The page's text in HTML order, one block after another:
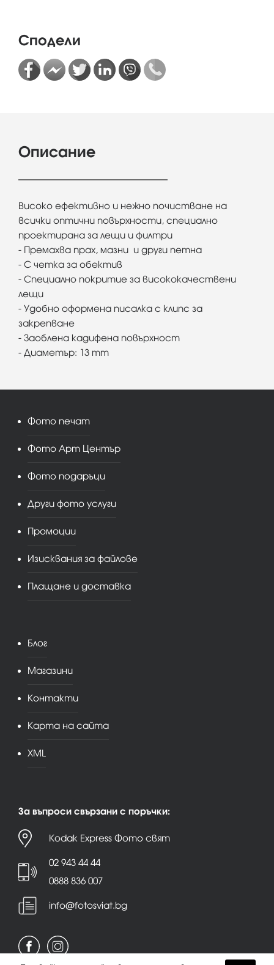
Сподели
Описание
Високо ефективно и нежно почистване на
всички оптични повърхности, специално
проектирана за лещи и филтри
- Премахва прах, мазни и други петна
- С четка за обектив
- Специално покритие за висококачествени
лещи
- Удобно оформена писалка с клипс за
закрепване
- Заоблена кадифена повърхност
- Диаметър: 13 mm
Фото печат
Фото Арт Център
Фото подаръци
Други фото услуги
Промоции
Изисквания за файлове
Плащане и доставка
Блог
Магазини
Контакти
Карта на сайта
XML
За въпроси свързани с поръчки:
Kodak Express Фото свят
02 943 44 44
0888 836 007
info@fotosviat.bg